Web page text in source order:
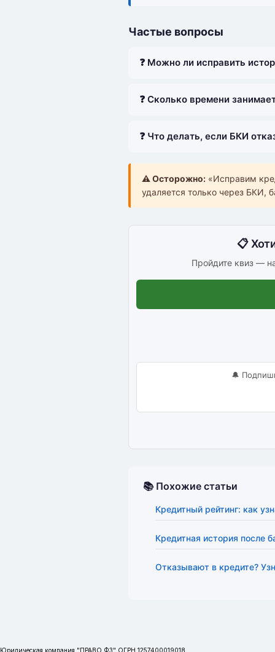
Частые вопросы
❓ Можно ли исправить
❓ Сколько времени
❓ Что делать, если БКИ
⚠️ Осторожно: «Исправим
удаляется только через БКИ,
📋
Пройдите квиз —
🔔
📚 Похожие статьи
Кредитный рейтинг: как
Кредитная история после
Отказывают в кредите?
Юридическая компания "ПРАВО ФЗ" ОГРН 1257400019018